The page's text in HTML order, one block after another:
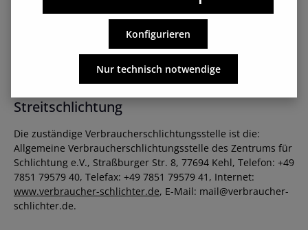
Umsatzsteuer-Identifikationsnummer gemäß §27 a
Umsatzsteuergesetz: DE284436692
Streitschlichtung
Die zuständige Verbraucherschlichtungsstelle ist die:
Allgemeine Verbraucherschlichtungsstelle des Zentrums für
Schlichtung e.V., Straßburger Str. 8, 77694 Kehl, Telefon: +49
7851 79579 40, Telefax: +49 7851 79579 41, Internet:
www.verbraucher-schlichter.de, E-Mail: mail@verbraucher-
schlichter.de.
Nur technisch notwendige
Konfigurieren